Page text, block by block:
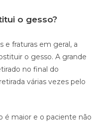
o gesso?
e fraturas em geral, a
o gesso. A grande
no final do
várias vezes pelo
é maior e o paciente não